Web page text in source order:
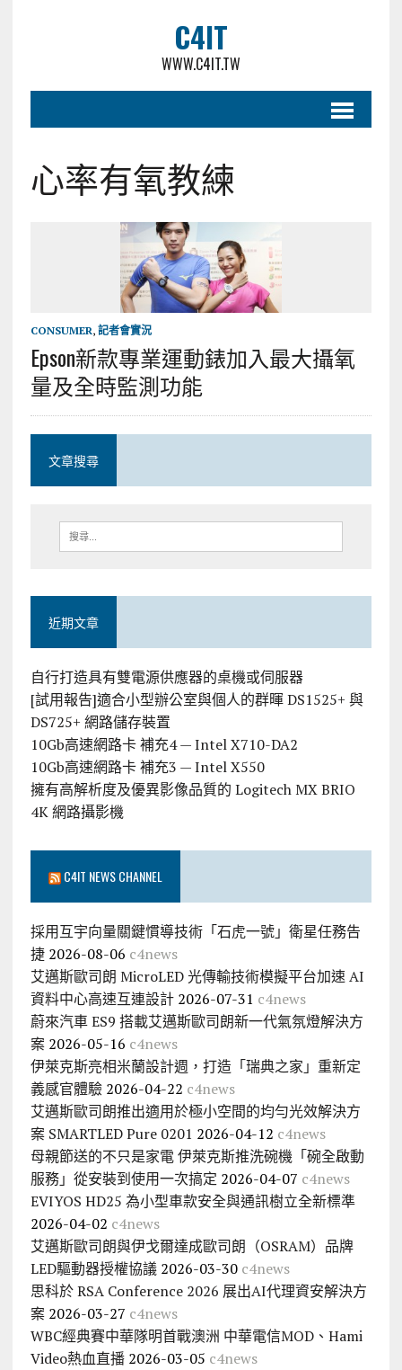
C4IT
WWW.C4IT.TW
心率有氧教練
CONSUMER, 記者會實況
Epson新款專業運動錶加入最大攝氧
量及全時監測功能
文章搜尋
近期文章
自行打造具有雙電源供應器的桌機或伺服器
[試用報告]適合小型辦公室與個人的群暉 DS1525+ 與
DS725+ 網路儲存裝置
10Gb高速網路卡 補充4 — Intel X710-DA2
10Gb高速網路卡 補充3 — Intel X550
擁有高解析度及優異影像品質的 Logitech MX BRIO
4K 網路攝影機
C4IT NEWS CHANNEL
採用互宇向量關鍵慣導技術「石虎一號」衛星任務告
捷 2026-08-06 c4news
艾邁斯歐司朗 MicroLED 光傳輸技術模擬平台加速 AI
資料中心高速互連設計 2026-07-31 c4news
蔚來汽車 ES9 搭載艾邁斯歐司朗新一代氣氛燈解決方
案 2026-05-16 c4news
伊萊克斯亮相米蘭設計週，打造「瑞典之家」重新定
義感官體驗 2026-04-22 c4news
艾邁斯歐司朗推出適用於極小空間的均勻光效解決方
案 SMARTLED Pure 0201 2026-04-12 c4news
母親節送的不只是家電 伊萊克斯推洗碗機「碗全啟動
服務」從安裝到使用一次搞定 2026-04-07 c4news
EVIYOS HD25 為小型車款安全與通訊樹立全新標準
2026-04-02 c4news
艾邁斯歐司朗與伊戈爾達成歐司朗（OSRAM）品牌
LED驅動器授權協議 2026-03-30 c4news
思科於 RSA Conference 2026 展出AI代理資安解決方
案 2026-03-27 c4news
WBC經典賽中華隊明首戰澳洲 中華電信MOD、Hami
Video熱血直播 2026-03-05 c4news